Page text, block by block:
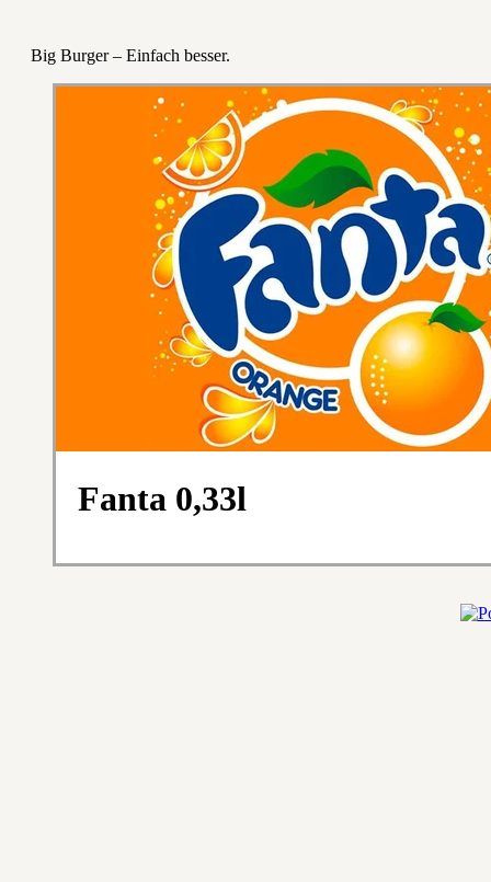
Big Burger – Einfach besser.
Fanta 0,33l